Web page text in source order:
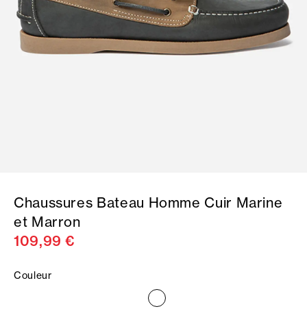
Chaussures Bateau Homme Cuir Marine
et Marron
109,99 €
Couleur